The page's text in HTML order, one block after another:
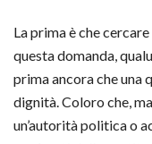
La prima è che
questa domanda,
prima ancora che una
dignità. Coloro che,
un’autorità politica o